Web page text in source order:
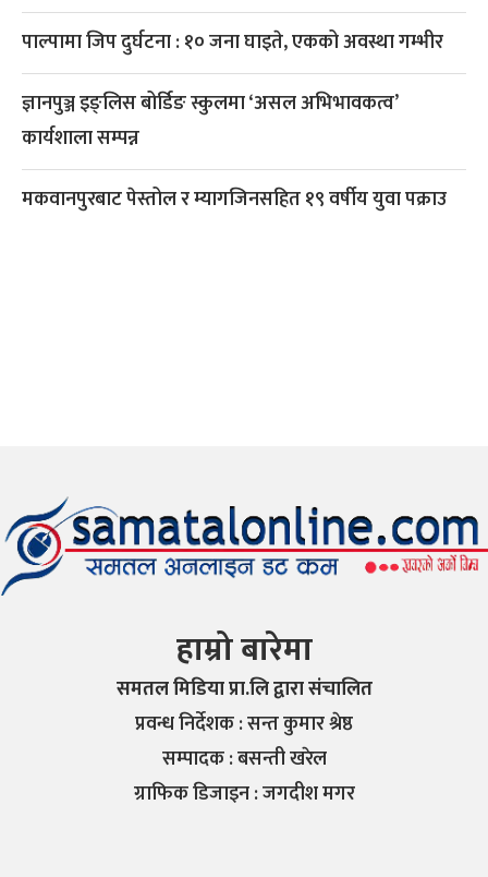
पाल्पामा जिप दुर्घटना : १० जना घाइते, एकको अवस्था गम्भीर
ज्ञानपुञ्ज इङ्लिस बोर्डिङ स्कुलमा ‘असल अभिभावकत्व’
कार्यशाला सम्पन्न
मकवानपुरबाट पेस्तोल र म्यागजिनसहित १९ वर्षीय युवा पक्राउ
हाम्रो बारेमा
समतल मिडिया प्रा.लि द्वारा संचालित
प्रवन्ध निर्देशक : सन्त कुमार श्रेष्ठ
सम्पादक : बसन्ती खरेल
ग्राफिक डिजाइन : जगदीश मगर